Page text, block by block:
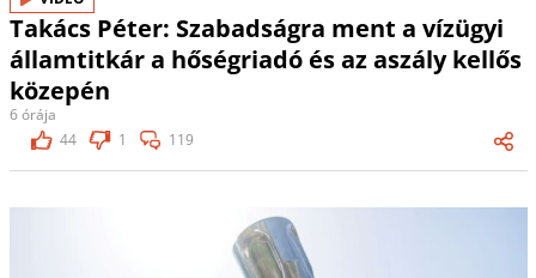
Takács Péter: Szabadságra ment a vízügyi
államtitkár a hőségriadó és az aszály kellős
közepén
6 órája
44
1 119